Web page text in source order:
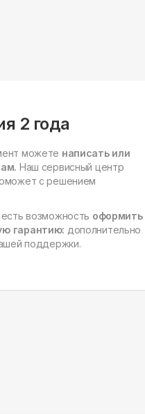
2 года
можете написать или
Наш сервисный центр
с решением
возможность оформить
гарантию: дополнительно
поддержки.